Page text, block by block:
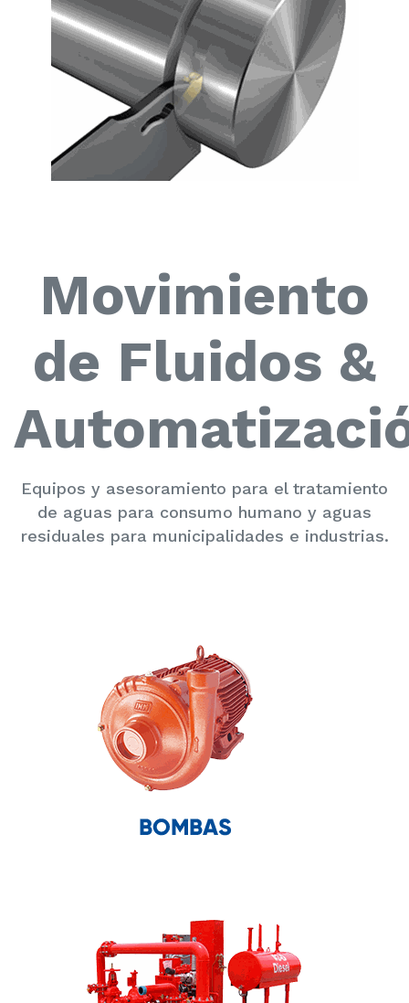
Movimiento
de Fluidos &
Equipos y asesoramiento para el tratamiento
de aguas para consumo humano y aguas
residuales para municipalidades e industrias.